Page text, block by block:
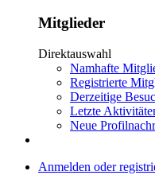
Mitglieder
Direktauswahl
Namhafte
Registrierte
Derzeitige
Letzte
Neue
Anmelden oder